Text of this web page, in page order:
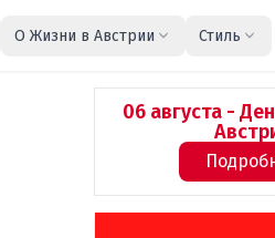
О Жизни в Австрии Стиль
06 августа -